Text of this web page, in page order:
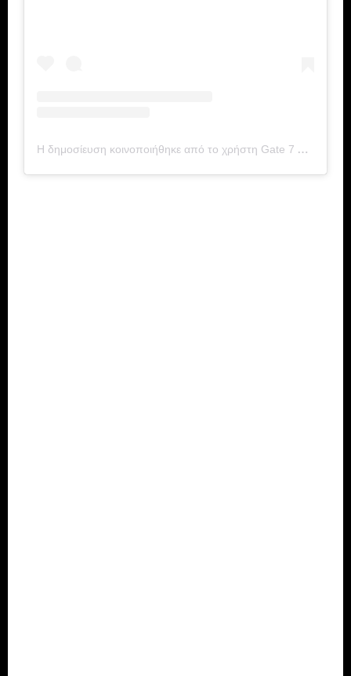
Η δημοσίευση κοινοποιήθηκε από το χρήστη Gate 7 Official Page (@gate7_official_page)